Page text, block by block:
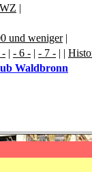
|
und weniger|
- | - 6 - | - 7 - | |
Waldbronn